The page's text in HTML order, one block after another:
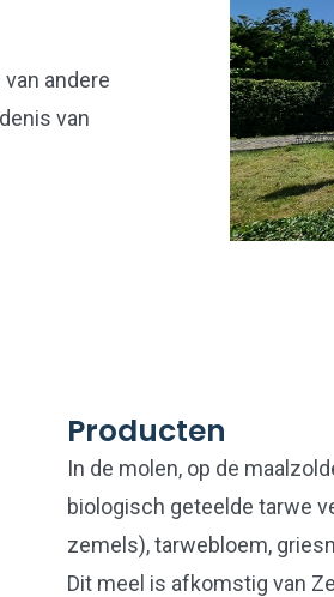
andere
van
Producten
In de molen, op de
biologisch geteelde tarwe
zemels), tarwebloem,
Dit meel is afkomstig van